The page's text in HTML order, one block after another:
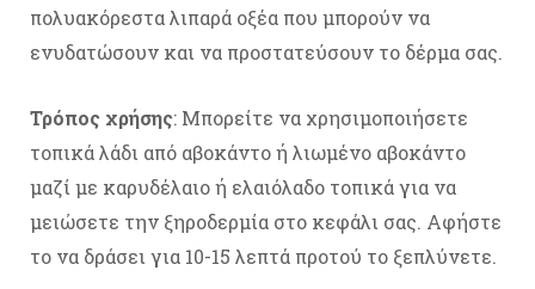
πολυακόρεστα λιπαρά οξέα που μπορούν να
ενυδατώσουν και να προστατεύσουν το δέρμα σας.
Τρόπος χρήσης: Μπορείτε να χρησιμοποιήσετε
τοπικά λάδι από αβοκάντο ή λιωμένο αβοκάντο
μαζί με καρυδέλαιο ή ελαιόλαδο τοπικά για να
μειώσετε την ξηροδερμία στο κεφάλι σας. Αφήστε
το να δράσει για 10-15 λεπτά προτού το ξεπλύνετε.